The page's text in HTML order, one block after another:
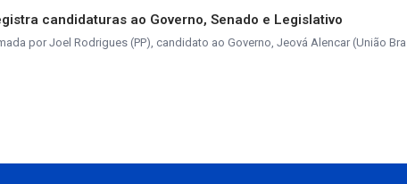
candidaturas ao Governo, Senado e Legislativo
por Joel Rodrigues (PP), candidato ao Governo, Jeová Alencar (União